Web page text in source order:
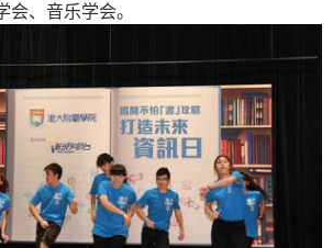
、音乐学会。